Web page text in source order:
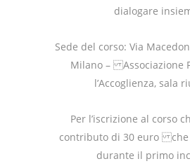
dialogare
Sede del corso: Via
Milano – Associazione
l’Accoglienza, sala
Per l’iscrizione al corso
contributo di 30 euro che
durante il primo